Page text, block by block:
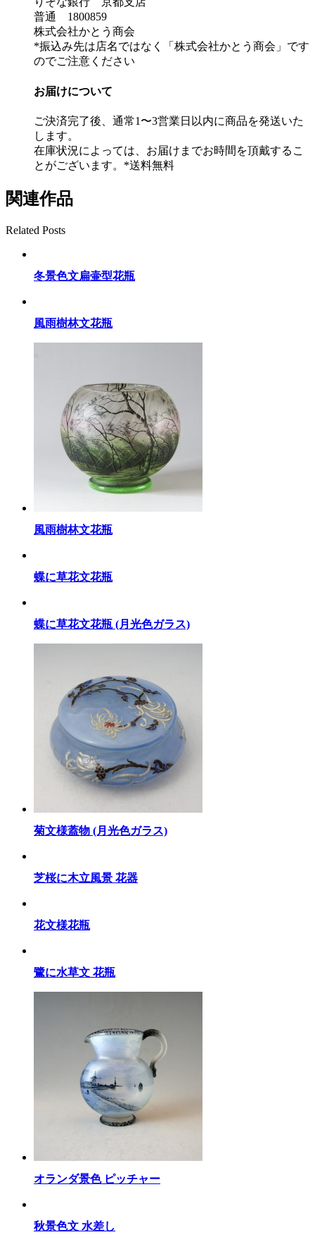
普通 1800859
株式会社かとう商会
*振込み先は店名ではなく「株式会社かとう商会」です
のでご注意ください
お届けについて
ご決済完了後、通常1〜3営業日以内に商品を発送いた
します。
在庫状況によっては、お届けまでお時間を頂戴するこ
とがございます。*送料無料
関連作品
Related Posts
冬景色文扁壷型花瓶
風雨樹林文花瓶
風雨樹林文花瓶
蝶に草花文花瓶
蝶に草花文花瓶 (月光色ガラス)
菊文様蓋物 (月光色ガラス)
芝桜に木立風景 花器
花文様花瓶
鷺に水草文 花瓶
オランダ景色 ピッチャー
秋景色文 水差し